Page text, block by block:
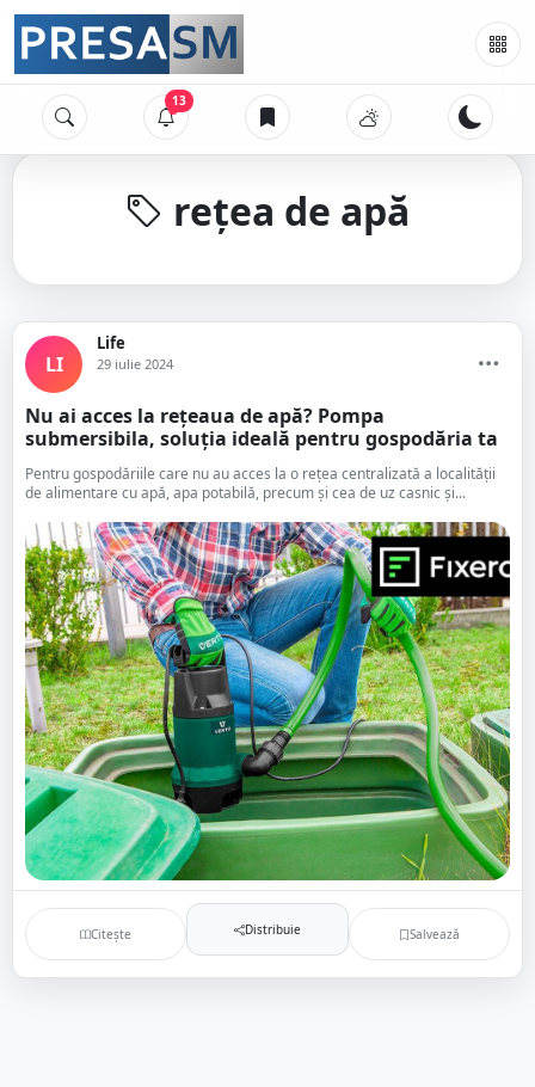
13
rețea de apă
LI
Life
29 iulie 2024
Nu ai acces la rețeaua de apă? Pompa
submersibila, soluția ideală pentru gospodăria ta
Pentru gospodăriile care nu au acces la o rețea centralizată a localității
de alimentare cu apă, apa potabilă, precum și cea de uz casnic și...
Citește Distribuie Salvează